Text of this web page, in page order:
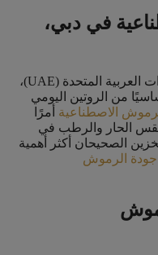
في دبي،
في مراكز الجمال مثل دبي، الإمارات العربية المتحدة (UAE)،
من الروتين اليومي
الاصطناعية أمرًا
الحار والرطب في
الصحيحان أكثر أهمية
جودة الرموش